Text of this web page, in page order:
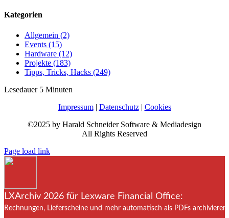
Kategorien
Allgemein (2)
Events (15)
Hardware (12)
Projekte (183)
Tipps, Tricks, Hacks (249)
Lesedauer 5 Minuten
Impressum| Datenschutz| Cookies
©2025 by Harald Schneider Software & Mediadesign
All Rights Reserved
Page load link
LXArchiv 2026 für Lexware Financial Office:
Rechnungen, Lieferscheine und mehr automatisch als PDFs